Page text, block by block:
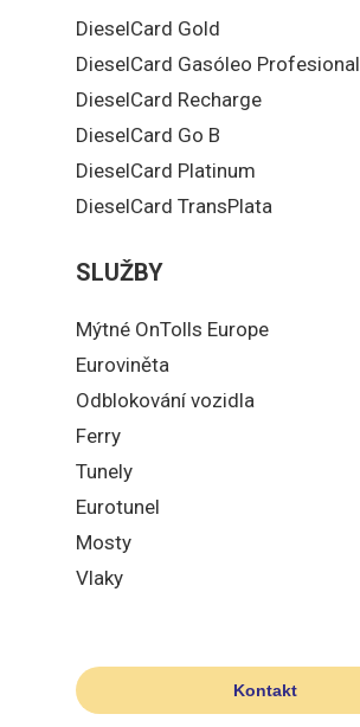
DieselCard Gold
DieselCard Gasóleo Profesional
DieselCard Recharge
DieselCard Go B
DieselCard Platinum
DieselCard TransPlata
SLUŽBY
Mýtné OnTolls Europe
Euroviněta
Odblokování vozidla
Ferry
Tunely
Eurotunel
Mosty
Vlaky
Kontakt